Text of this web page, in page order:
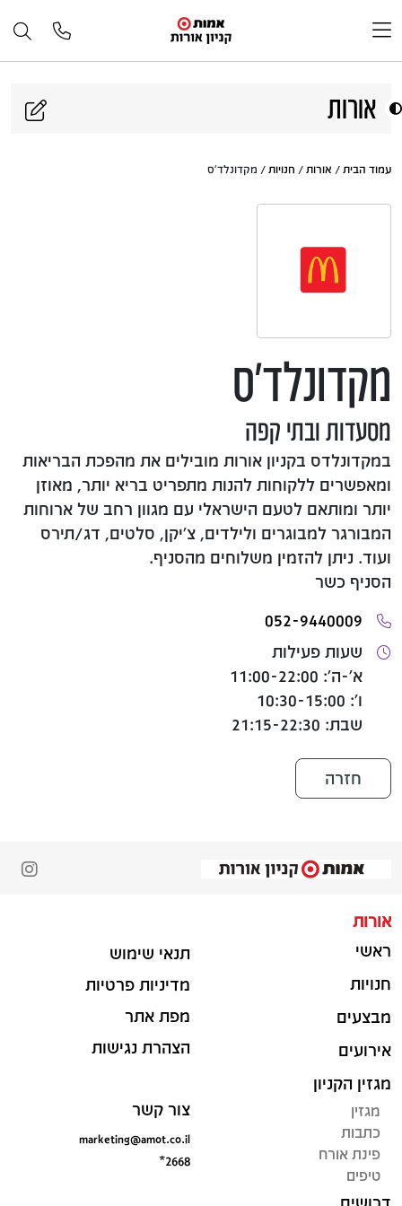
אורות
עמוד הבית / אורות / חנויות / מקדונלד'ס
מקדונלד'ס
מסעדות ובתי קפה
במקדונלדס בקניון אורות מובילים את מהפכת הבריאות
ומאפשרים ללקוחות להנות מתפריט בריא יותר, מאוזן
יותר ומותאם לטעם הישראלי עם מגוון רחב של ארוחות
המבורגר למבוגרים ולילדים, צ'יקן, סלטים, דג/תירס
ועוד. ניתן להזמין משלוחים מהסניף.
הסניף כשר
052-9440009
שעות פעילות
א'-ה': 11:00-22:00
ו': 10:30-15:00
שבת: 21:15-22:30
חזרה
אורות
ראשי
חנויות
מבצעים
אירועים
מגזין הקניון
מגזין
כתבות
פינת אורח
טיפים
תנאי שימוש
מדיניות פרטיות
מפת אתר
הצהרת נגישות
צור קשר
marketing@amot.co.il
*2668